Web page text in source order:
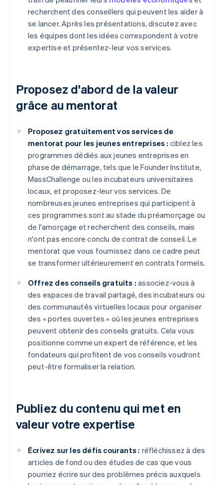
recherchent des conseillers qui peuvent les aider à
se lancer. Après les présentations, discutez avec
les équipes dont les idées correspondent à votre
expertise et présentez-leur vos services.
Proposez d'abord de la valeur
grâce au mentorat
Proposez gratuitement vos services de
mentorat pour les jeunes entreprises : ciblez les
programmes dédiés aux jeunes entreprises en
phase de démarrage, tels que le Founder Institute,
MassChallenge ou les incubateurs universitaires
locaux, et proposez-leur vos services. De
nombreuses jeunes entreprises qui participent à
ces programmes sont au stade du préamorçage ou
de l'amorçage et recherchent des conseils, mais
n'ont pas encore conclu de contrat de conseil. Le
mentorat que vous fournissez dans ce cadre peut
se transformer ultérieurement en contrats formels.
Offrez des conseils gratuits : associez-vous à
des espaces de travail partagé, des incubateurs ou
des communautés virtuelles locaux pour organiser
des « portes ouvertes » où les jeunes entreprises
peuvent obtenir des conseils gratuits. Cela vous
positionne comme un expert de référence, et les
fondateurs qui profitent de vos conseils voudront
peut-être formaliser la relation.
Publiez du contenu qui met en
valeur votre expertise
Écrivez sur les défis courants : réfléchissez à des
articles de fond ou des études de cas que vous
pourriez écrire sur des problèmes précis auxquels